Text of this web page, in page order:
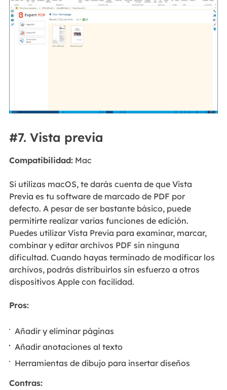
#7. Vista previa
Compatibilidad:Mac
Si utilizas macOS, te darás cuenta de que Vista
Previa es tu software de marcado de PDF por
defecto. A pesar de ser bastante básico, puede
permitirte realizar varias funciones de edición.
Puedes utilizar Vista Previa para examinar, marcar,
combinar y editar archivos PDF sin ninguna
dificultad. Cuando hayas terminado de modificar los
archivos, podrás distribuirlos sin esfuerzo a otros
dispositivos Apple con facilidad.
Pros:
Añadir y eliminar páginas
Añadir anotaciones al texto
Herramientas de dibujo para insertar diseños
Contras: